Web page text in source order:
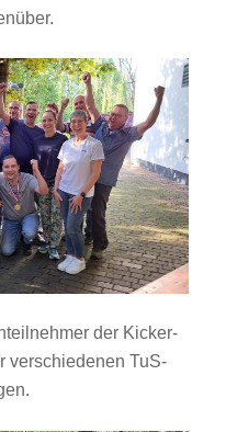
der Kicker-
verschiedenen TuS-